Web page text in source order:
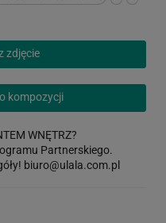
zdjęcie
kompozycji
WNĘTRZ?
Partnerskiego.
biuro@ulala.com.pl